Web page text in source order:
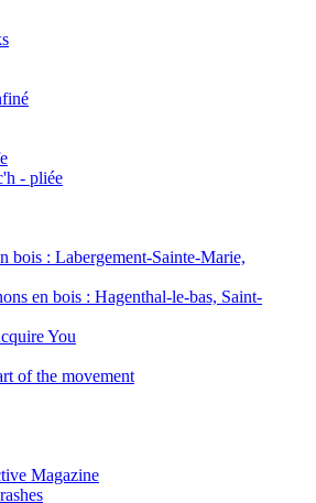
- pliée
bois : Labergement-Sainte-Marie,
en bois : Hagenthal-le-bas, Saint-
You
of the movement
Magazine